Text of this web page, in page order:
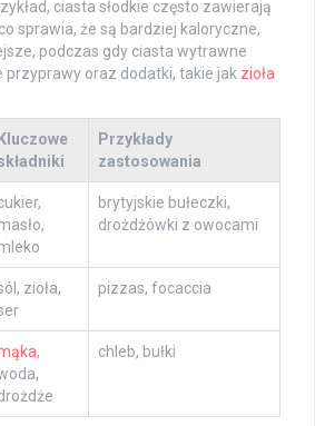
ciasta słodkie często zawierają
sprawia, że są bardziej kaloryczne,
podczas gdy ciasta wytrawne
przyprawy oraz dodatki, takie jak zioła
Kluczowe
Przykłady
zastosowania
brytyjskie bułeczki,
drożdżówki z owocami
zioła,
pizzas, focaccia
,
chleb, bułki